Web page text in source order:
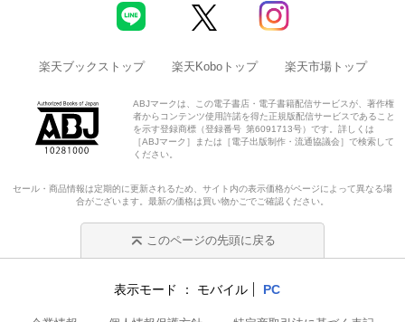
楽天ブックストップ 楽天Koboトップ 楽天市場トップ
ABJマークは、この電子書店・電子書籍配信サービスが、著作権
者からコンテンツ使用許諾を得た正規版配信サービスであること
を示す登録商標（登録番号 第6091713号）です。詳しくは
［ABJマーク］または［電子出版制作・流通協議会］で検索して
ください。
セール・商品情報は定期的に更新されるため、サイト内の表示価格がページによって異なる場
合がございます。最新の価格は買い物かごでご確認ください。
このページの先頭に戻る
表示モード モバイル PC